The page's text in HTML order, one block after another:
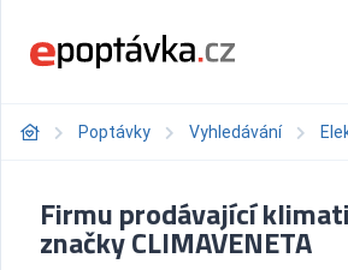
Poptávky Vyhledávání
Firmu prodávající
značky CLIMAVENETA